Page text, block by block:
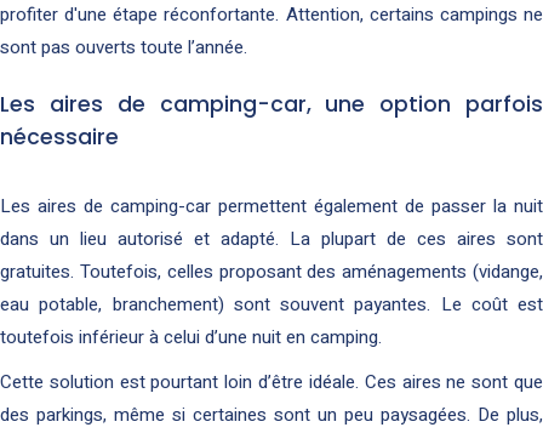
profiter d'une étape réconfortante. Attention, certains campings ne
sont pas ouverts toute l’année.
Les aires de camping-car, une option parfois
nécessaire
Les aires de camping-car permettent également de passer la nuit
dans un lieu autorisé et adapté. La plupart de ces aires sont
gratuites. Toutefois, celles proposant des aménagements (vidange,
eau potable, branchement) sont souvent payantes. Le coût est
toutefois inférieur à celui d’une nuit en camping.
Cette solution est pourtant loin d’être idéale. Ces aires ne sont que
des parkings, même si certaines sont un peu paysagées. De plus,